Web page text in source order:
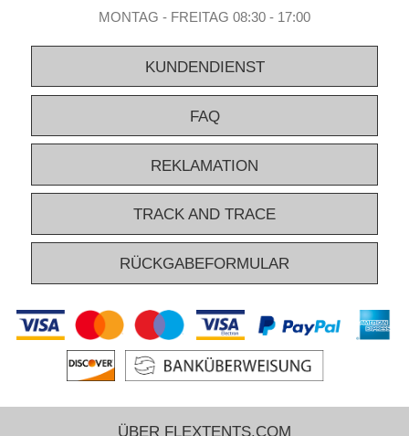
MONTAG - FREITAG 08:30 - 17:00
KUNDENDIENST
FAQ
REKLAMATION
TRACK AND TRACE
RÜCKGABEFORMULAR
ÜBER FLEXTENTS.COM